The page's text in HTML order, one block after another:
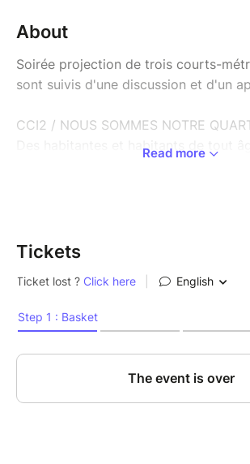
About
Soirée projection de trois courts-
sont suivis d'une discussion et d'un
CCI2 / NOUS SOMMES NOTRE
Des habitantes et habitants de tout
Alma/ Très Cloîtres, la chorégraphe et
souvenirs de départs et d’arrivées,
et les nouvelles dimensions de la vie
TROISIEME COURT à venir
Read more
Tickets